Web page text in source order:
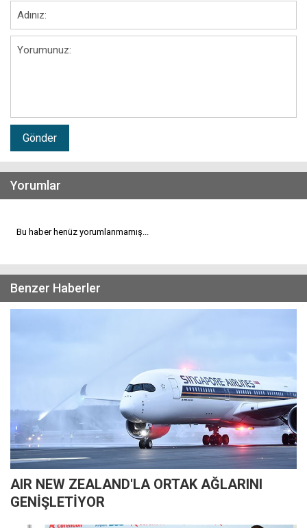
Gönder
Yorumlar
Bu haber henüz yorumlanmamış...
Benzer Haberler
AIR NEW ZEALAND'LA ORTAK AĞLARINI
GENİŞLETİYOR